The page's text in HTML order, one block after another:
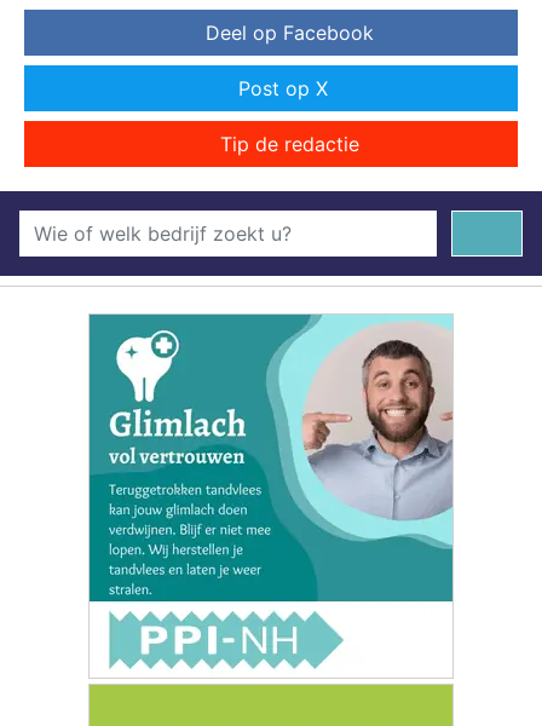
Deel op Facebook
Post op X
Tip de redactie